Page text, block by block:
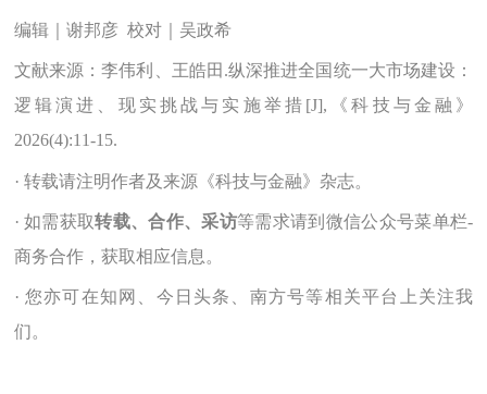
编辑｜谢邦彦 校对｜吴政希
文献来源：李伟利、王皓田.纵深推进全国统一大市场建设：
逻辑演进、现实挑战与实施举措[J],《科技与金融》
2026(4):11-15.
· 转载请注明作者及来源《科技与金融》杂志。
· 如需获取转载、合作、采访等需求请到微信公众号菜单栏-
商务合作，获取相应信息。
· 您亦可在知网、今日头条、南方号等相关平台上关注我
们。